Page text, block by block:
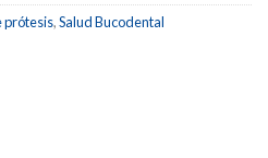
prótesis,Salud Bucodental